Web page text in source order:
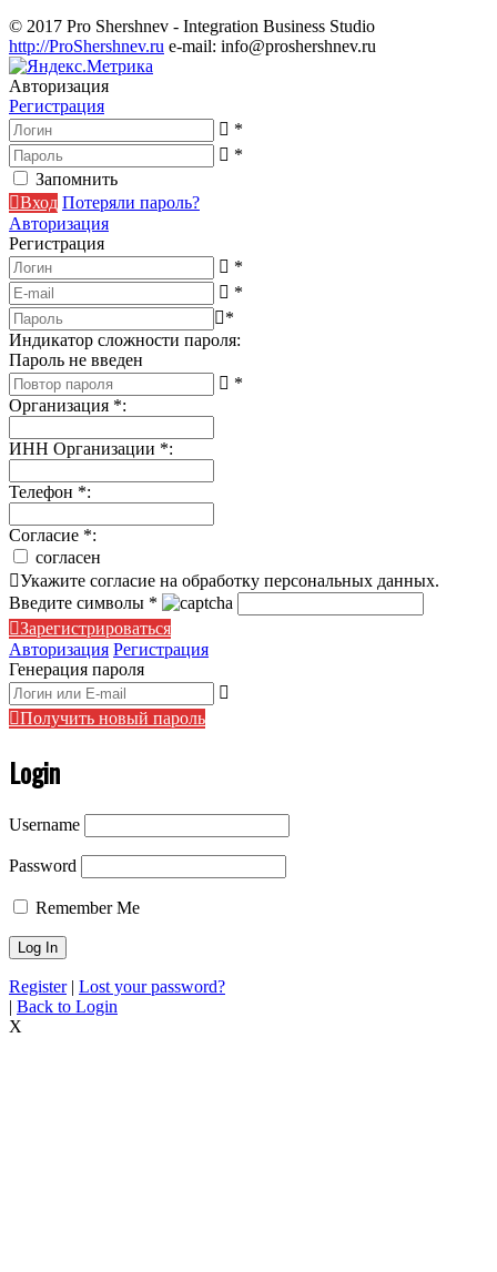
© 2017 Pro Shershnev - Integration Business Studio
http://ProShershnev.ru e-mail: info@proshershnev.ru
Авторизация
Регистрация
*
*
Запомнить
Вход Потеряли пароль?
Авторизация
Регистрация
*
*
*
Индикатор сложности пароля:
Пароль не введен
*
Организация *:
ИНН Организации *:
Телефон *:
Согласие *:
согласен
Укажите согласие на обработку персональных данных.
Введите символы *
Зарегистрироваться
Авторизация Регистрация
Генерация пароля
Получить новый пароль
Login
Username
Password
Remember Me
Register| Lost your password?
| Back to Login
X